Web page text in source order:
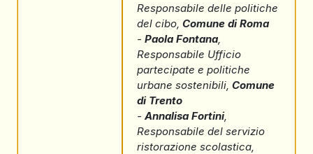
Responsabile delle politiche
del cibo, Comune di Roma
- Paola Fontana,
Responsabile Ufficio
partecipate e politiche
urbane sostenibili, Comune
di Trento
-Annalisa Fortini,
Responsabile del servizio
ristorazione scolastica,